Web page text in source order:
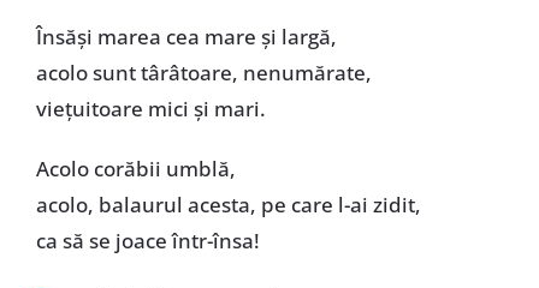
Însăși marea cea mare și largă,
acolo sunt târâtoare, nenumărate,
viețuitoare mici și mari.
Acolo corăbii umblă,
acolo, balaurul acesta, pe care l-ai zidit,
ca să se joace într-însa!